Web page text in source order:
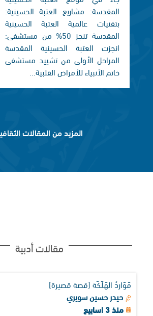
المقدسة: مشاريع العتبة الحسينية:
بتقنيات عالمية العتبة الحسينية
المقدسة تنجز 50% من مستشفى:
انجزت العتبة الحسينية المقدسة
المراحل الأولى من تشييد مستشفى
خاتم الأنبياء للأمراض القلبية...
المزيد من المقالات
مقالات أدبية
مَوَاردُ الهَلَكَة [قصة قصيرة]
حيدر حسين سويري
منذ 3 اسابيع